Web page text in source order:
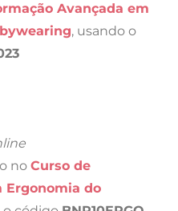
Avançada em
, usando o
noCurso de
Ergonomia do